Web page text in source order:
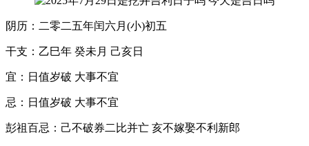
阴历：二零二五年闰六月(小)初五
干支：乙巳年 癸未月 己亥日
宜：日值岁破 大事不宜
忌：日值岁破 大事不宜
彭祖百忌：己不破券二比并亡 亥不嫁娶不利新郎